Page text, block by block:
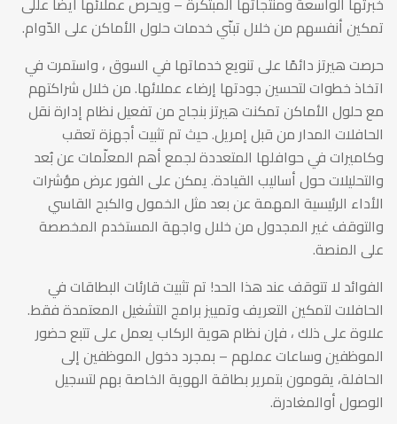
لتحسين
إدارة
النقل
في
إمريل
تمكين أنفسهم من خلال تبنّي خدمات حلول الأماكن على الدّوام.
حرصت هيرتز دائمًا على تنويع خدماتها في السوق ، واستمرت في
اتخاذ خطوات لتحسين جودتها إرضاء عملائها. من خلال شراكتهم
مع حلول الأماكن تمكنت هيرتز بنجاح من تفعيل نظام إدارة نقل
الحافلات المدار من قبل إمريل. حيث تم تثبيت أجهزة تعقب
وكاميرات في حوافلها المتعددة لجمع أهم المعلّمات عن بُعد
والتحليلات حول أساليب القيادة. يمكن على الفور عرض مؤشرات
الأداء الرئيسية المهمة عن بعد مثل الخمول والكبح القاسي
والتوقف غير المجدول من خلال واجهة المستخدم المخصصة
على المنصة.
الفوائد لا تتوقف عند هذا الحد! تم تثبيت قارئات البطاقات في
الحافلات لتمكين التعريف وتمييز برامج التشغيل المعتمدة فقط.
علاوة على ذلك ، فإن نظام هوية الركاب يعمل على تتبع حضور
الموظفين وساعات عملهم – بمجرد دخول الموظفين إلى
الحافلة، يقومون بتمرير بطاقة الهوية الخاصة بهم لتسجيل
الوصول أوالمغادرة.